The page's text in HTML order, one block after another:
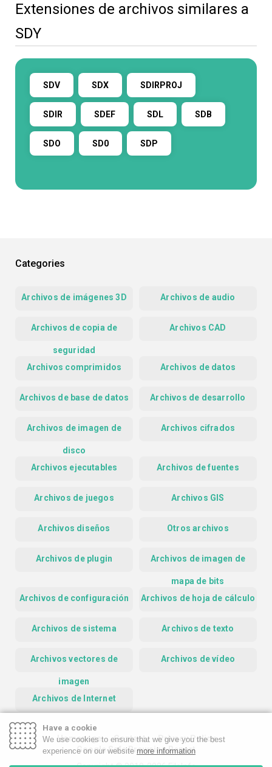
Extensiones de archivos similares a
SDY
SDV SDX SDIRPROJ
SDIR SDEF SDL SDB
SDO SD0 SDP
Categories
Archivos de imágenes 3D Archivos de audio
Archivos de copia de
seguridad
Archivos CAD
Archivos comprimidos Archivos de datos
Archivos de base de datos Archivos de desarrollo
Archivos de imagen de
disco
Archivos cifrados
Archivos ejecutables Archivos de fuentes
Archivos de juegos Archivos GIS
Archivos diseños Otros archivos
Archivos de plugin Archivos de imagen de
mapa de bits
Archivos de configuración
Archivos de hoja de cálculo
Archivos de sistema Archivos de texto
Archivos vectores de
imagen
Archivos de vídeo
Archivos de Internet
Homepage Contact
Privacy Policy
Google Safe Browsing Report
Have a cookie
We use cookies to ensure that we give you the best
experience on our website more information